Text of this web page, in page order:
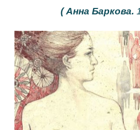
( Анна Баркова.